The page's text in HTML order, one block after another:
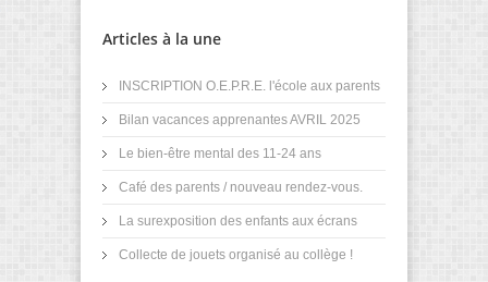
Articles à la une
INSCRIPTION O.E.P.R.E. l'école aux parents
Bilan vacances apprenantes AVRIL 2025
Le bien-être mental des 11-24 ans
Café des parents / nouveau rendez-vous.
La surexposition des enfants aux écrans
Collecte de jouets organisé au collège !